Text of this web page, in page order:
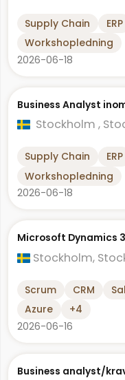
Supply Chain ERP
Workshopledning
2026-06-18
Business Analyst inom
Stockholm ,
Supply Chain ERP
Workshopledning
2026-06-18
Microsoft Dynamics
Stockholm,
Scrum CRM
Azure
+4
2026-06-16
Business analyst/